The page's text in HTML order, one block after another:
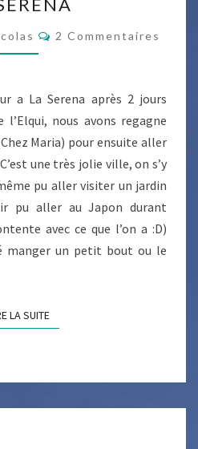
SERENA
Commentaires
2 Commentaires
a La Serena après 2 jours
l’Elqui, nous avons regagne
Maria) pour ensuite aller
une très jolie ville, on s’y
pu aller visiter un jardin
pu aller au Japon durant
avec ce que l’on a :D)
manger un petit bout ou le
LA SUITELIRE LA SUITE